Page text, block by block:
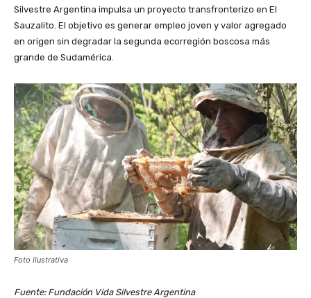
Silvestre Argentina impulsa un proyecto transfronterizo en El
Sauzalito. El objetivo es generar empleo joven y valor agregado
en origen sin degradar la segunda ecorregión boscosa más
grande de Sudamérica.
Foto ilustrativa
Fuente: Fundación Vida Silvestre Argentina